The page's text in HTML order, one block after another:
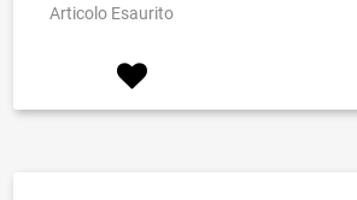
Articolo Esaurito